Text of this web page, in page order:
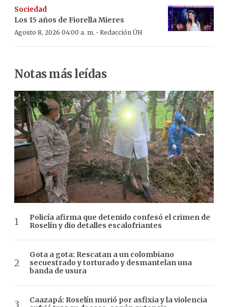
Sociedad
Los 15 años de Fiorella Mieres
Agosto 8, 2026 04:00 a. m. · Redacción ÚH
Notas más leídas
Policía afirma que detenido confesó el crimen de
Roselín y dio detalles escalofriantes
Gota a gota: Rescatan a un colombiano
secuestrado y torturado y desmantelan una
banda de usura
Caazapá: Roselín murió por asfixia y la violencia